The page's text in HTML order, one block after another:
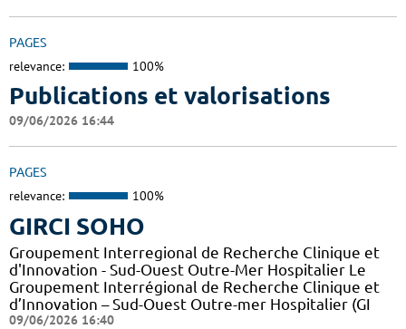
PAGES
relevance: 100%
Publications et valorisations
09/06/2026 16:44
PAGES
relevance: 100%
GIRCI SOHO
Groupement Interregional de Recherche Clinique et
d'Innovation - Sud-Ouest Outre-Mer Hospitalier Le
Groupement Interrégional de Recherche Clinique et
d’Innovation – Sud-Ouest Outre-mer Hospitalier (GI
09/06/2026 16:40